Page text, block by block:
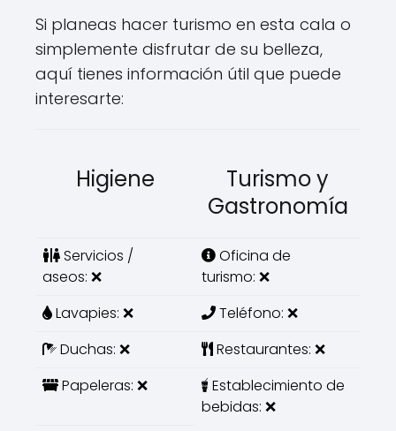
Si planeas hacer turismo en esta cala o
simplemente disfrutar de su belleza,
aquí tienes información útil que puede
interesarte:
Higiene
Turismo y
Gastronomía
Servicios /
aseos: ❌
Oficina de
turismo: ❌
Lavapies: ❌
Teléfono: ❌
Duchas: ❌
Restaurantes: ❌
Papeleras: ❌
Establecimiento de
bebidas: ❌